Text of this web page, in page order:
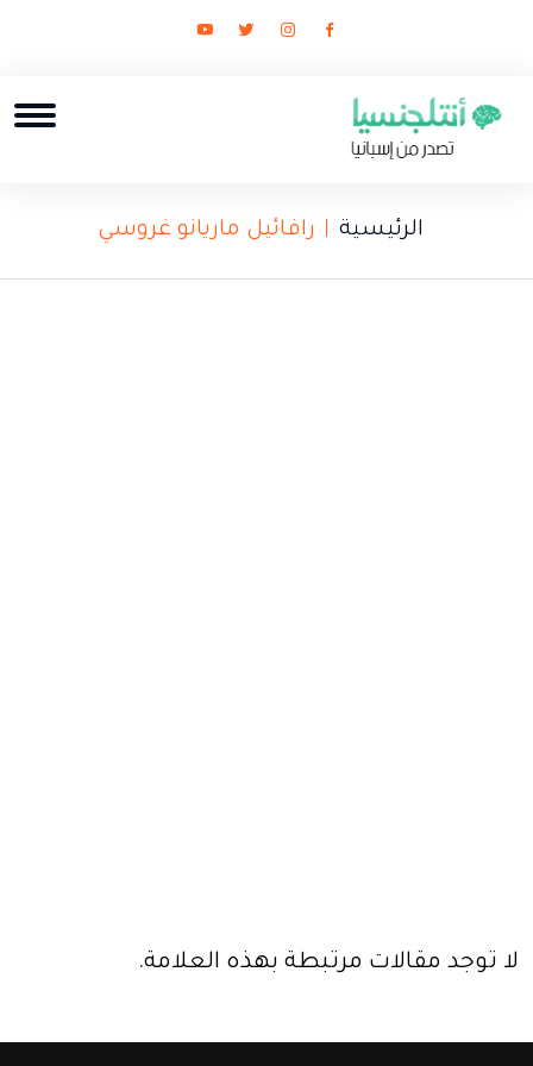
الرئيسية رافائيل ماريانو غروسي
لا توجد مقالات مرتبطة بهذه العلامة.